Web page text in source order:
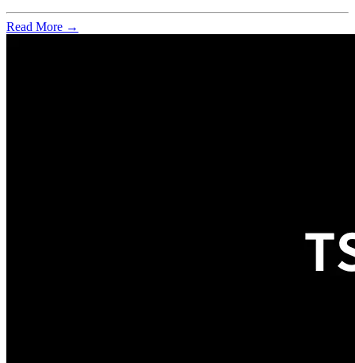
Read More →